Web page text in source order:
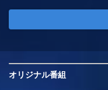
オリジナル番組